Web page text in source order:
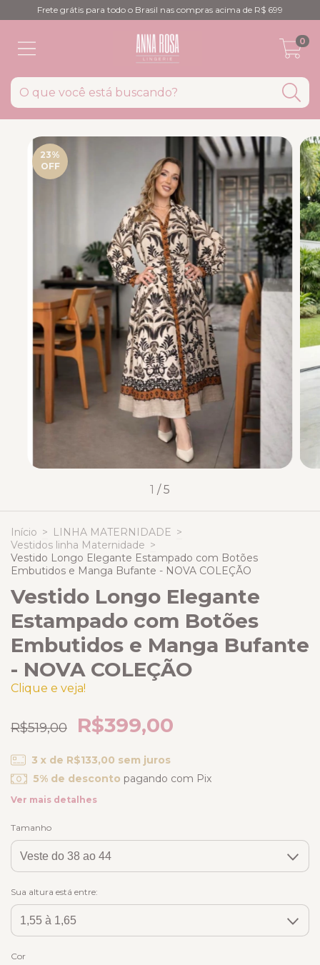
Frete grátis para todo o Brasil nas compras acima de R$ 699
0
23%
OFF
1 /5
Início > LINHA MATERNIDADE >
Vestidos linha Maternidade >
Vestido Longo Elegante Estampado com Botões
Embutidos e Manga Bufante - NOVA COLEÇÃO
Vestido Longo Elegante
Estampado com Botões
Embutidos e Manga Bufante
- NOVA COLEÇÃO
Clique e veja!
R$519,00 R$399,00
3 x de R$133,00 sem juros
5% de desconto pagando com Pix
Ver mais detalhes
Tamanho
Sua altura está entre:
Cor